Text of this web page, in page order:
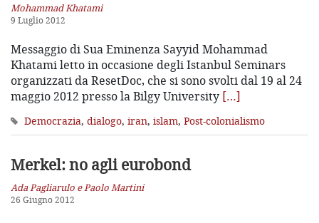
Mohammad Khatami
9 Luglio 2012
Messaggio di Sua Eminenza Sayyid Mohammad
Khatami letto in occasione degli Istanbul Seminars
organizzati da ResetDoc, che si sono svolti dal 19 al 24
maggio 2012 presso la Bilgy University […]
Democrazia, dialogo, iran, islam, Post-colonialismo
Merkel: no agli eurobond
Ada Pagliarulo e Paolo Martini
26 Giugno 2012